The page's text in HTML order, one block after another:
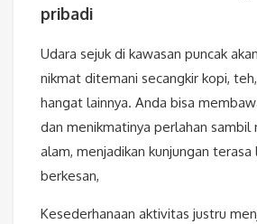
pribadi
Udara sejuk di kawasan puncak
nikmat ditemani secangkir kopi,
hangat lainnya. Anda bisa
dan menikmatinya perlahan sambil
alam, menjadikan kunjungan
berkesan,
Kesederhanaan aktivitas justru